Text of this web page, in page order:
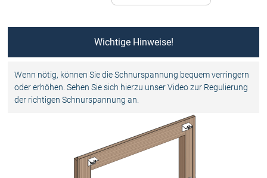
Wichtige Hinweise!
Wenn nötig, können Sie die Schnurspannung bequem verringern
oder erhöhen. Sehen Sie sich hierzu unser Video zur Regulierung
der richtigen Schnurspannung an.